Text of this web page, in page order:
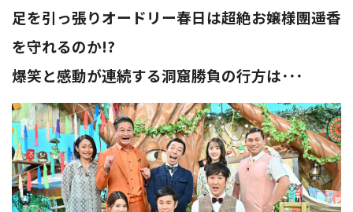
切
り
足を引っ張りオードリー春日は超絶お嬢様團遥香
を守れるのか!?
爆笑と感動が連続する洞窟勝負の行方は･･･